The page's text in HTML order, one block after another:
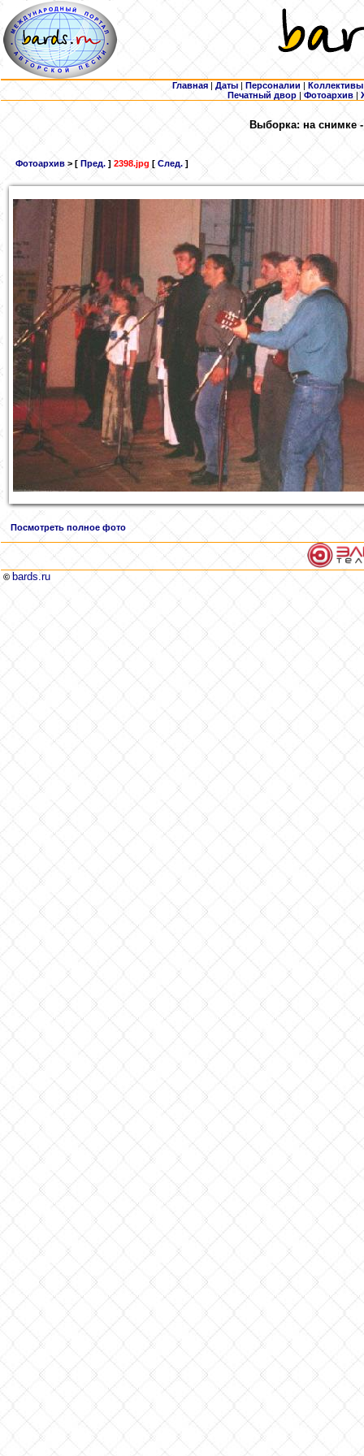
Главная | Даты | Персоналии | Коллективы
Печатный двор |Фотоархив |
Выборка: на снимке
Фотоархив > [ Пред. ] 2398.jpg [След. ]
Посмотреть полное фото
© bards.ru